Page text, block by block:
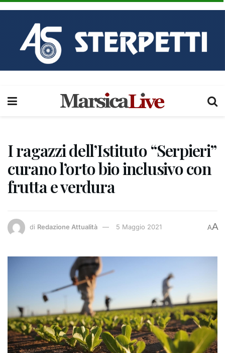
I ragazzi dell’Istituto “Serpieri”
curano l’orto bio inclusivo con
frutta e verdura
di Redazione Attualità 5 Maggio 2021 AA